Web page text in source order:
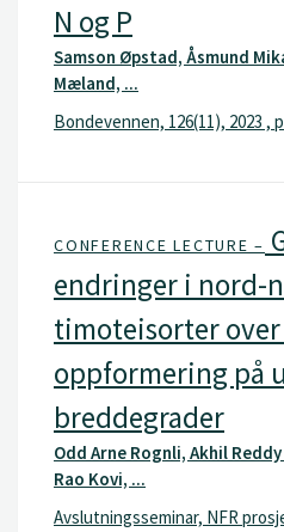
N og P
Samson Øpstad, Åsmund
Mæland, ...
Bondevennen, 126(11), 2023 ,
CONFERENCE LECTURE –
endringer i nord-
timoteisorter
oppformering på
breddegrader
Odd Arne Rognli, Akhil
Rao Kovi, ...
Avslutningsseminar, NFR